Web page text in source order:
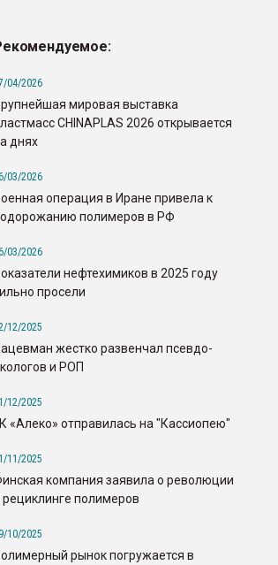
04/2026
мировая выставка
CHINAPLAS 2026 открывается
днях
03/2026
операция в Иране привела к
полимеров в РФ
03/2026
нефтехимиков в 2025 году
просели
12/2025
жестко развенчал псевдо-
и РОП
12/2025
«Алеко» отправилась на "Кассиопею"
11/2025
компания заявила о революции
рециклинге полимеров
10/2025
рынок погружается в